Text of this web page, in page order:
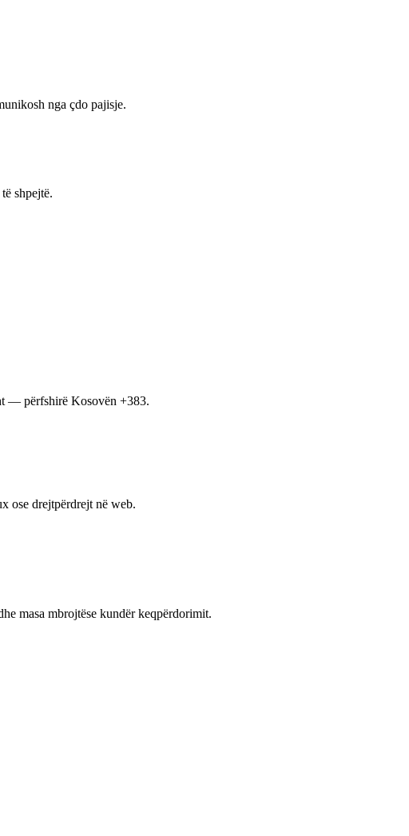
nga çdo pajisje.
shpejtë.
— përfshirë Kosovën +383.
ose drejtpërdrejt në web.
masa mbrojtëse kundër keqpërdorimit.